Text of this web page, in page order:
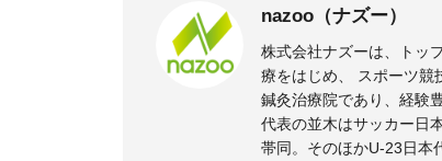
nazoo（ナズー）
株式会社ナズーは、トッ
療をはじめ、 スポーツ競
鍼灸治療院であり、経験
代表の並木はサッカー日
帯同。そのほかU-23日本